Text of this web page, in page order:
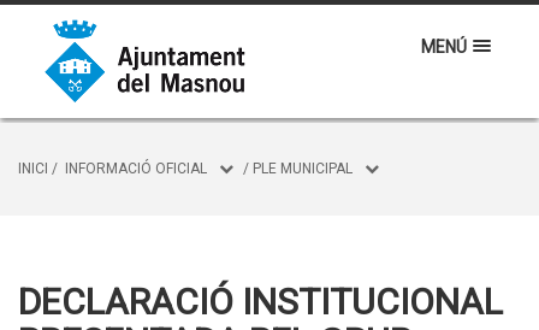
MENÚ
INICI / INFORMACIÓ OFICIAL / PLE MUNICIPAL
DECLARACIÓ INSTITUCIONAL